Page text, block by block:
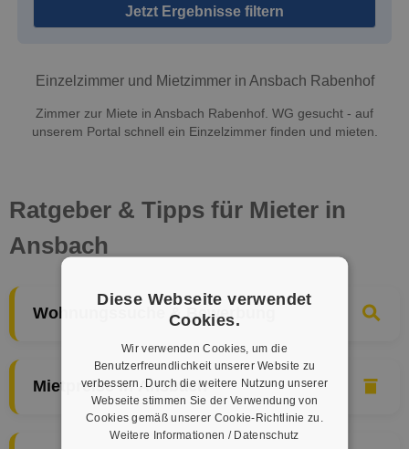
Jetzt Ergebnisse filtern
Einzelzimmer und Mietzimmer in Ansbach Rabenhof
Zimmer zur Miete in Ansbach Rabenhof. WG gesucht - auf
unserem Portal schnell ein Einzelzimmer finden und mieten.
Ratgeber & Tipps für Mieter in
Ansbach
Wohnungssuche & Bewerbung
Mietpreise in Ansbach
Diese Webseite verwendet
Cookies.
Wir verwenden Cookies, um die
Benutzerfreundlichkeit unserer Website zu
verbessern. Durch die weitere Nutzung unserer
Webseite stimmen Sie der Verwendung von
Cookies gemäß unserer Cookie-Richtlinie zu.
Weitere Informationen / Datenschutz